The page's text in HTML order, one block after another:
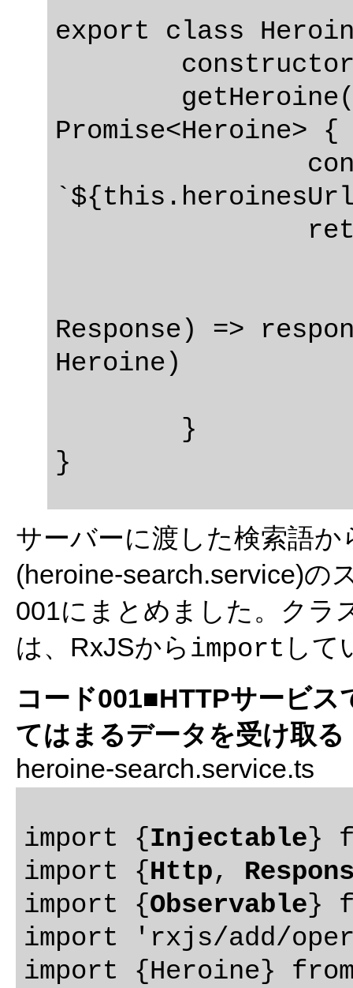
export class
Promise<Heroine> {
Response) =>
Heroine)
サーバーに渡した検索語
(heroine-search.service)の
001にまとめました。クラ
は、RxJSから import して
コード001■HTTPサービ
てはまるデータを受け取る
heroine-search.service.ts
import {Injectable}
import {Http,
import {Observable}
import 'rxjs/add/